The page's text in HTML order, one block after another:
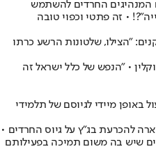
יכולים המנהיגים החרדים להשתמש
• זה פתטי וכפוי טובה
"הצילו, שלטונות הרשע כרתו
• "הנפש של כלל ישראל זה
באופן מיידי לגיוסם של תלמידי
להכרעת בג"ץ על גיוס החרדים •
שיש בה משום תמיכה בפעילותם